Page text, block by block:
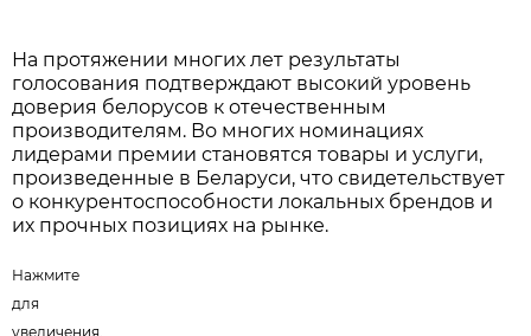
На протяжении многих лет результаты
голосования подтверждают высокий уровень
доверия белорусов к отечественным
производителям. Во многих номинациях
лидерами премии становятся товары и услуги,
произведенные в Беларуси, что свидетельствует
о конкурентоспособности локальных брендов и
их прочных позициях на рынке.
Нажмите
для
увеличения.